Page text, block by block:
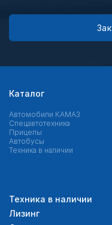
Каталог
Автомобили КАМАЗ
Спецавтотехника
Прицепы
Автобусы
Техника в наличии
Техника в наличии
Лизинг